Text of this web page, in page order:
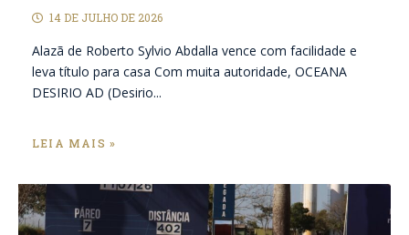
14 DE JULHO DE 2026
Alazã de Roberto Sylvio Abdalla vence com facilidade e
leva título para casa Com muita autoridade, OCEANA
DESIRIO AD (Desirio...
LEIA MAIS »